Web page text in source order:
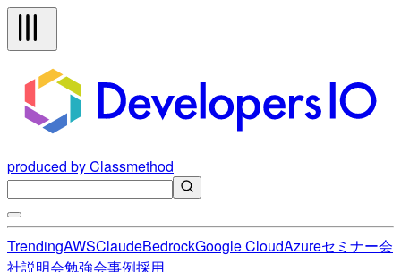
produced by Classmethod
TrendingAWSClaudeBedrockGoogle CloudAzureセミナー会
社説明会勉強会事例採用